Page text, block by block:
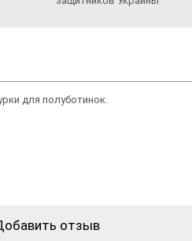
для полуботинок.
отзыв